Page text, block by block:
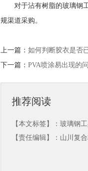
对于沾有树脂的玻璃钢
规渠道采购。
上一篇： 如何判断胶衣是否
下一篇： PVA喷涂易出现的
推荐阅读
【本文标签】： 玻璃钢
【责任编辑】： 山川复